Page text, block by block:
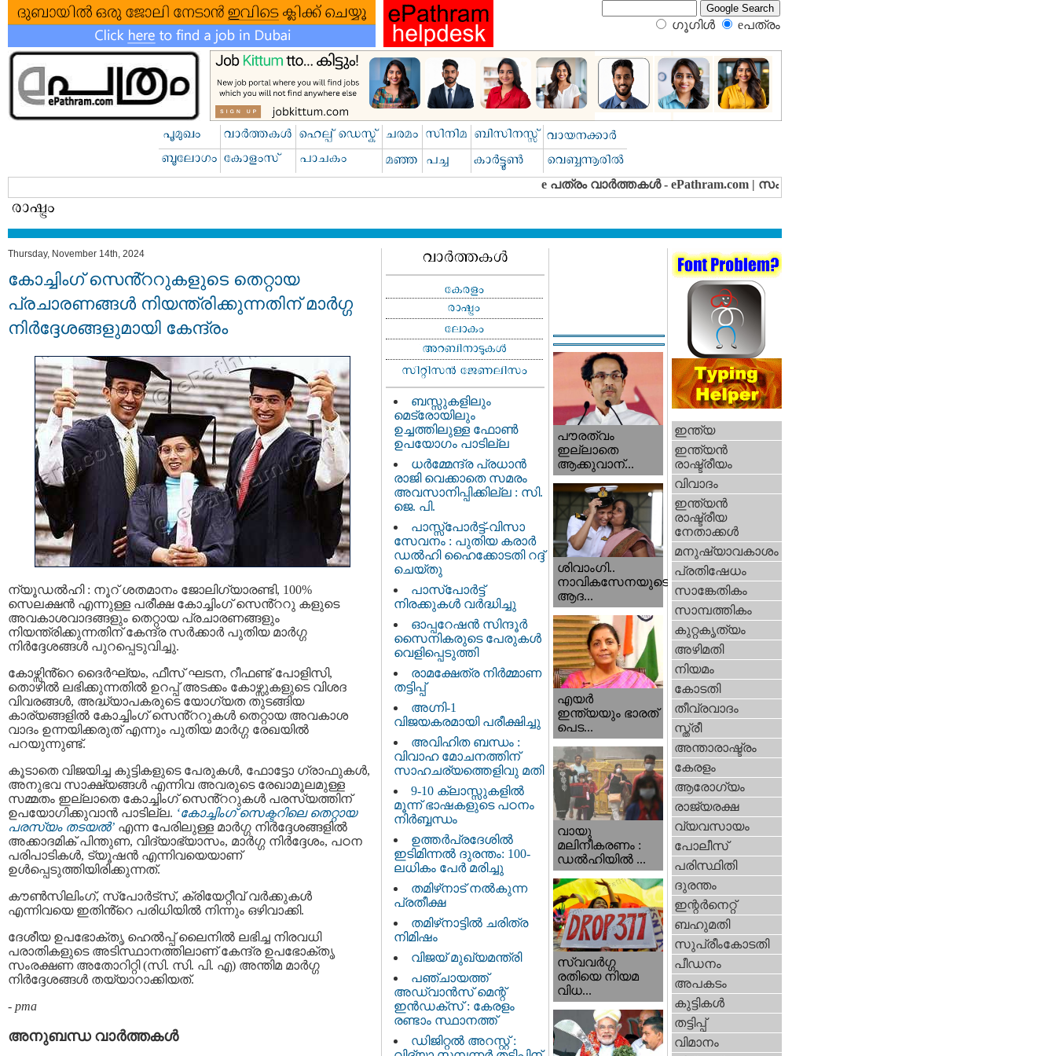
ഗൂഗിള്‍ eപത്രം‍
Thursday, November 14th, 2024
കോച്ചിംഗ് സെൻ്ററുകളുടെ തെറ്റായ
പ്രചാരണങ്ങൾ നിയന്ത്രിക്കുന്നതിന് മാർഗ്ഗ
നിർദ്ദേശങ്ങളുമായി കേന്ദ്രം
ന്യൂഡൽഹി : നൂറ് ശതമാനം ജോലിഗ്യാരണ്ടി, 100%
സെലക്ഷൻ എന്നുള്ള പരീക്ഷ കോച്ചിംഗ് സെൻ്ററു കളുടെ
അവകാശവാദങ്ങളും തെറ്റായ പ്രചാരണങ്ങളും
നിയന്ത്രിക്കുന്നതിന് കേന്ദ്ര സർക്കാർ പുതിയ മാർഗ്ഗ
നിർദ്ദേശങ്ങൾ പുറപ്പെടുവിച്ചു.
കോഴ്സിൻ്റെ ദൈർഘ്യം, ഫീസ് ഘടന, റീഫണ്ട് പോളിസി,
തൊഴിൽ ലഭിക്കുന്നതിൽ ഉറപ്പ് അടക്കം കോഴ്സുകളുടെ വിശദ
വിവരങ്ങൾ, അദ്ധ്യാപകരുടെ യോഗ്യത തുടങ്ങിയ
കാര്യങ്ങളിൽ കോച്ചിംഗ് സെൻ്ററുകൾ തെറ്റായ അവകാശ
വാദം ഉന്നയിക്കരുത് എന്നും പുതിയ മാർഗ്ഗ രേഖയിൽ
പറയുന്നുണ്ട്.
കൂടാതെ വിജയിച്ച കുട്ടികളുടെ പേരുകൾ, ഫോട്ടോ ഗ്രാഫുകൾ,
അനുഭവ സാക്ഷ്യങ്ങൾ എന്നിവ അവരുടെ രേഖാമൂലമുള്ള
സമ്മതം ഇല്ലാതെ കോച്ചിംഗ് സെൻ്ററുകൾ പരസ്യത്തിന്
ഉപയോഗിക്കുവാൻ പാടില്ല. ‘കോച്ചിംഗ് സെക്ടറിലെ തെറ്റായ
പരസ്യം തടയൽ’ എന്ന പേരിലുള്ള മാർഗ്ഗ നിർദ്ദേശങ്ങളിൽ
അക്കാദമിക് പിന്തുണ, വിദ്യാഭ്യാസം, മാർഗ്ഗ നിർദ്ദേശം, പഠന
പരിപാടികൾ, ട്യൂഷൻ എന്നിവയെയാണ്
ഉൾപ്പെടുത്തിയിരിക്കുന്നത്.
കൗൺസിലിംഗ്, സ്പോർട്സ്, ക്രിയേറ്റീവ് വർക്കുകൾ
എന്നിവയെ ഇതിൻ്റെ പരിധിയിൽ നിന്നും ഒഴിവാക്കി.
ദേശീയ ഉപഭോക്തൃ ഹെൽപ്പ് ലൈനിൽ ലഭിച്ച നിരവധി
പരാതികളുടെ അടിസ്ഥാനത്തിലാണ് കേന്ദ്ര ഉപഭോക്തൃ
സംരക്ഷണ അതോറിറ്റി (സി. സി. പി. എ) അന്തിമ മാർഗ്ഗ
നിർദ്ദേശങ്ങൾ തയ്യാറാക്കിയത്.
- pma
അനുബന്ധ വാര്‍ത്തകള്‍
ബസ്സുകളിലും
മെട്രോയിലും
ഉച്ചത്തിലുള്ള ഫോൺ
ഉപയോഗം പാടില്ല
ധര്‍മ്മേന്ദ്ര പ്രധാൻ
രാജി വെക്കാതെ സമരം
അവസാനിപ്പിക്കില്ല : സി.
ജെ. പി.
പാസ്സ്പോർട്ട്-വിസാ
സേവനം : പുതിയ കരാർ
ഡൽഹി ഹൈക്കോടതി റദ്ദ്
ചെയ്തു
പാസ്‌പോർട്ട്
നിരക്കുകൾ വർദ്ധിച്ചു
ഓപ്പറേഷൻ സിന്ദൂർ
സൈനികരുടെ പേരുകൾ
വെളിപ്പെടുത്തി
രാമക്ഷേത്ര നിർമ്മാണ
തട്ടിപ്പ്
അഗ്നി-1
വിജയകരമായി പരീക്ഷിച്ചു
അവിഹിത ബന്ധം :
വിവാഹ മോചനത്തിന്
സാഹചര്യത്തെളിവു മതി
9-10 ക്ലാസ്സുകളിൽ
മൂന്ന് ഭാഷകളുടെ പഠനം
നിർബ്ബന്ധം
ഉത്തർപ്രദേശിൽ
ഇടിമിന്നൽ ദുരന്തം: 100-
ലധികം പേർ മരിച്ചു
തമിഴ്‌നാട് നൽകുന്ന
പ്രതീക്ഷ
തമിഴ്‌നാട്ടില്‍ ചരിത്ര
നിമിഷം
വിജയ് മുഖ്യമന്ത്രി
പഞ്ചായത്ത്
അഡ്വാൻസ് മെന്റ്
ഇൻഡക്സ് : കേരളം
രണ്ടാം സ്ഥാനത്ത്
ഡിജിറ്റൽ അറസ്റ്റ് :
പൗരത്വം
ഇല്ലാതെ
ആക്കുവാന്...
ശിവാംഗി..
നാവികസേനയുടെ
ആദ...
എയര്‍
ഇന്ത്യയും ഭാരത്
പെട...
വായു
മലിനീകരണം :
ഡൽഹിയിൽ ...
സ്വവര്‍ഗ്ഗ
രതിയെ നിയമ
വിധ...
ഇന്ത്യ
ഇന്ത്യന്‍
രാഷ്ട്രീയം
വിവാദം
ഇന്ത്യന്‍
രാഷ്ട്രീയ
നേതാക്കള്‍
മനുഷ്യാവകാശം
പ്രതിഷേധം
സാങ്കേതികം
സാമ്പത്തികം
കുറ്റകൃത്യം
അഴിമതി
നിയമം
കോടതി
തീവ്രവാദം
സ്ത്രീ
അന്താരാഷ്ട്രം
കേരളം
ആരോഗ്യം
രാജ്യരക്ഷ
വ്യവസായം
പോലീസ്‌
പരിസ്ഥിതി
ദുരന്തം
ഇന്റര്‍നെറ്റ്‌
ബഹുമതി
സുപ്രീംകോടതി
പീഡനം
അപകടം
കുട്ടികള്‍
തട്ടിപ്പ്‌
വിമാനം